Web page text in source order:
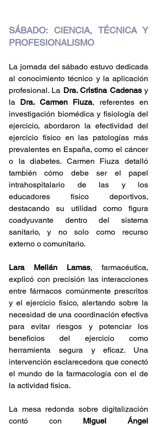
SÁBADO: CIENCIA, TÉCNICA Y
PROFESIONALISMO
La jornada del sábado estuvo dedicada
al conocimiento técnico y la aplicación
profesional. La Dra. Cristina Cadenas y
la Dra. Carmen Fiuza, referentes en
investigación biomédica y fisiología del
ejercicio, abordaron la efectividad del
ejercicio físico en las patologías más
prevalentes en España, como el cáncer
o la diabetes. Carmen Fiuza detalló
también cómo debe ser el papel
intrahospitalario de las y los
educadores físico deportivos,
destacando su utilidad como figura
coadyuvante dentro del sistema
sanitario, y no solo como recurso
externo o comunitario.
Lara Melián Lamas, farmacéutica,
explicó con precisión las interacciones
entre fármacos comúnmente prescritos
y el ejercicio físico, alertando sobre la
necesidad de una coordinación efectiva
para evitar riesgos y potenciar los
beneficios del ejercicio como
herramienta segura y eficaz. Una
intervención esclarecedora que conectó
el mundo de la farmacología con el de
la actividad física.
La mesa redonda sobre digitalización
contó con Miguel Ángel